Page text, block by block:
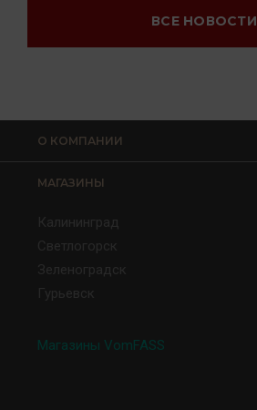
ВСЕ НОВОСТИ
О КОМПАНИИ
МАГАЗИНЫ
Калининград
Светлогорск
Зеленоградск
Гурьевск
Магазины VomFASS